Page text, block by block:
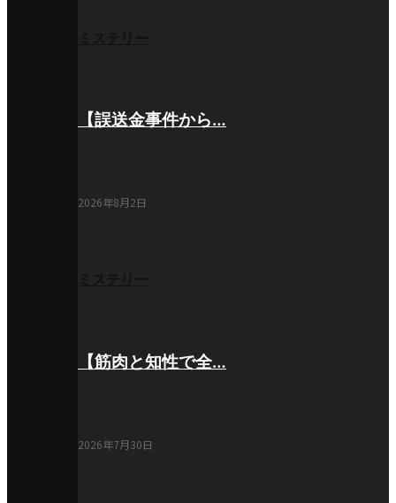
【誤送金事件から…
2026年8月2日
【筋肉と知性で全…
2026年7月30日